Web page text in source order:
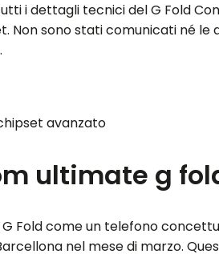
i dettagli tecnici del G Fold
Non sono stati comunicati né
avanzato
ultimate g
Fold come un telefono
nel mese di marzo.